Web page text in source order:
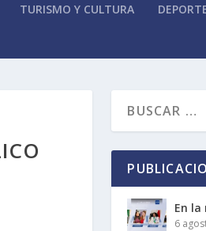
TURISMO Y CULTURA
En la
6